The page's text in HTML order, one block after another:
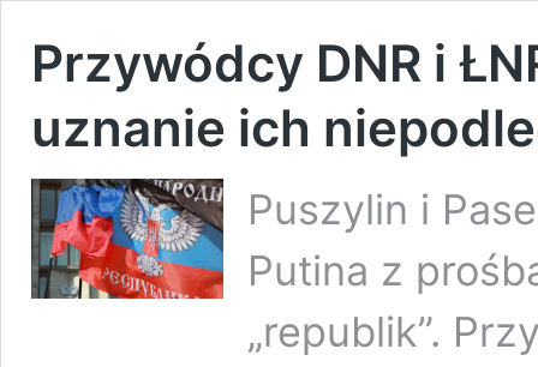
Przywódcy DNR i
uznanie ich
Puszylin i
Putina z
„republik”.